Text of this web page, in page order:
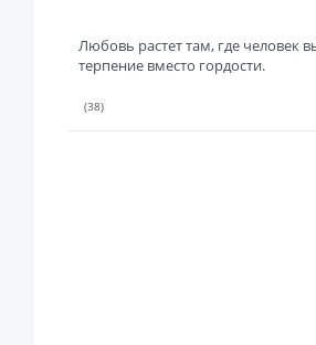
Любовь растет там, где человек
терпение вместо гордости.
(38)